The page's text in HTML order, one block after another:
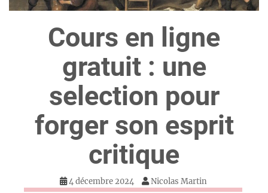
Cours en ligne
gratuit : une
selection pour
forger son esprit
critique
4 décembre 2024 Nicolas Martin